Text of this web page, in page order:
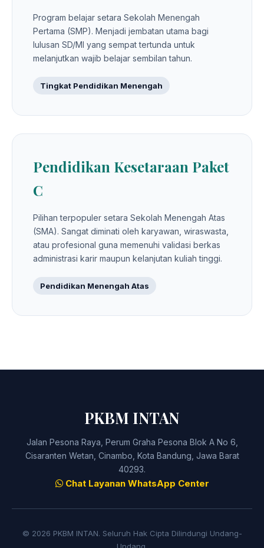
Program belajar setara Sekolah Menengah
Pertama (SMP). Menjadi jembatan utama bagi
lulusan SD/MI yang sempat tertunda untuk
melanjutkan wajib belajar sembilan tahun.
Tingkat Pendidikan Menengah
Pendidikan Kesetaraan Paket
C
Pilihan terpopuler setara Sekolah Menengah Atas
(SMA). Sangat diminati oleh karyawan, wiraswasta,
atau profesional guna memenuhi validasi berkas
administrasi karir maupun kelanjutan kuliah tinggi.
Pendidikan Menengah Atas
PKBM INTAN
Jalan Pesona Raya, Perum Graha Pesona Blok A No 6,
Cisaranten Wetan, Cinambo, Kota Bandung, Jawa Barat
40293.
Chat Layanan WhatsApp Center
© 2026 PKBM INTAN. Seluruh Hak Cipta Dilindungi Undang-
Undang.